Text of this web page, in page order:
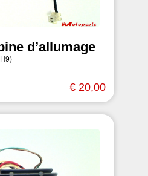
d’allumage
€ 20,00